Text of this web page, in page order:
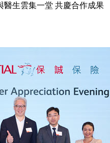
醫生雲集一堂 共慶合作成果